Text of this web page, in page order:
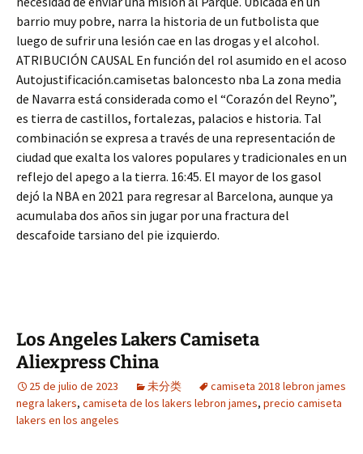
barrio muy pobre, narra la historia de un futbolista que
luego de sufrir una lesión cae en las drogas y el alcohol.
ATRIBUCIÓN CAUSAL En función del rol asumido en el acoso
Autojustificación.camisetas baloncesto nba La zona media
de Navarra está considerada como el “Corazón del Reyno”,
es tierra de castillos, fortalezas, palacios e historia. Tal
combinación se expresa a través de una representación de
ciudad que exalta los valores populares y tradicionales en un
reflejo del apego a la tierra. 16:45. El mayor de los gasol
dejó la NBA en 2021 para regresar al Barcelona, aunque ya
acumulaba dos años sin jugar por una fractura del
descafoide tarsiano del pie izquierdo.
Los Angeles Lakers Camiseta
Aliexpress China
25 de julio de 2023 未分类
camiseta 2018 lebron james
negra lakers, camiseta de los lakers lebron james, precio camiseta
lakers en los angeles